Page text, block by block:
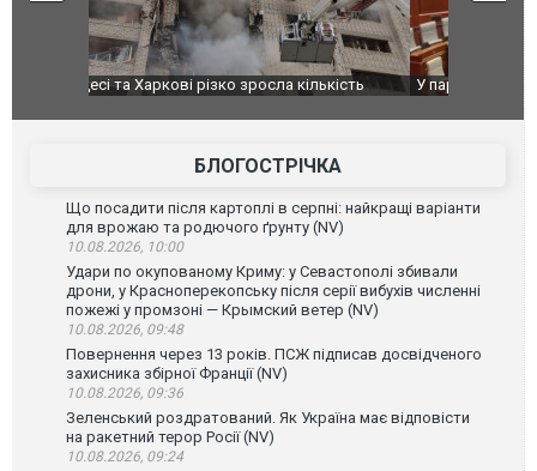
У парламенті Косово прем'єра закидали яйцями
Приїхав
до
зіркового
БЛОГОСТРІЧКА
Що посадити після картоплі в серпні: найкращі варіанти
для врожаю та родючого ґрунту (NV)
10.08.2026, 10:00
Удари по окупованому Криму: у Севастополі збивали
дрони, у Красноперекопську після серії вибухів численні
пожежі у промзоні — Крымский ветер (NV)
10.08.2026, 09:48
Повернення через 13 років. ПСЖ підписав досвідченого
захисника збірної Франції (NV)
10.08.2026, 09:36
Зеленський роздратований. Як Україна має відповісти
на ракетний терор Росії (NV)
10.08.2026, 09:24